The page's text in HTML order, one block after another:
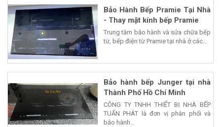
Bảo Hành Bếp Pramie Tại Nhà
- Thay mặt kính bếp Pramie
Trung tâm bảo hành và sửa chữa bếp
từ, bếp điện từ Pramie tại nhà ở các...
Bảo hành bếp Junger tại nhà
Thành Phố Hồ Chí Minh
CÔNG TY TNHH THIẾT BỊ NHÀ BẾP
TUẤN PHÁT là đơn vị phân phối và
bảo hành...